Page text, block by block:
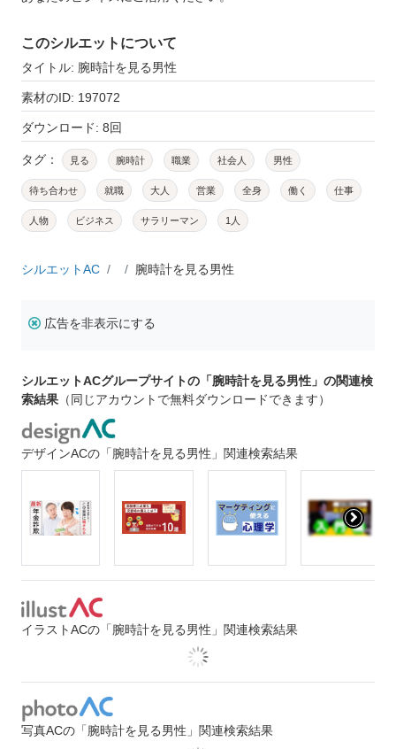
このシルエットについて
タイトル: 腕時計を見る男性
素材のID: 197072
ダウンロード: 8回
タグ： 見る 腕時計 職業 社会人 男性
待ち合わせ 就職 大人 営業 全身 働く 仕事
人物 ビジネス サラリーマン 1人
シルエットAC 腕時計を見る男性
広告を非表示にする
シルエットACグループサイトの「腕時計を見る男性」の関連検
索結果 （同じアカウントで無料ダウンロードできます）
デザインACの「腕時計を見る男性」関連検索結果
イラストACの「腕時計を見る男性」関連検索結果
写真ACの「腕時計を見る男性」関連検索結果